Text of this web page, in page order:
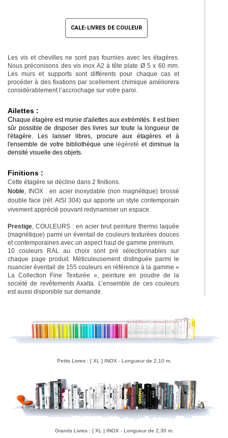
CALE-LIVRES DE COULEUR
Les vis et chevilles ne sont pas fournies avec les étagères.
Nous préconisons des vis inox A2 à tête plate Ø 5 x 60 mm.
Les murs et supports sont différents pour chaque cas et
procéder à des fixations par scellement chimique améliorera
considérablement l’accrochage sur votre paroi.
Ailettes :
Chaque étagère est munie d'ailettes aux extrémités. Il est bien
sûr possible de disposer des livres sur toute la longueur de
l'étagère. Les laisser libres, procure aux étagères et à
l'ensemble de votre bibliothèque unelégèreté et diminue la
densité visuelle des objets.
Finitions :
Cette étagère se décline dans 2 finitions.
Noble , INOX : en acier inoxydable (non magnétique) brossé
double face (réf. AISI 304) qui apporte un style contemporain
vivement apprécié pouvant redynamiser un espace.
Prestige , COULEURS : en acier brut peinture thermo laquée
(magnétique) parmi un éventail de couleurs texturées douces
et contemporaines avec un aspect haut de gamme premium.
10 couleurs RAL au choix sont pré sélectionnables sur
chaque page produit. Méticuleusement distinguée parmi le
nuancier éventail de 155 couleurs en référence à la gamme «
La Collection Fine Texturée », peinture en poudre de la
société de revêtements Axalta. L’ensemble de ces couleurs
est aussi disponible sur demande.
Petits Livres : [ XL ] INOX - Longueur de 2,10 m.
Grands Livres : [ XL ] INOX - Longueur de 2,30 m.